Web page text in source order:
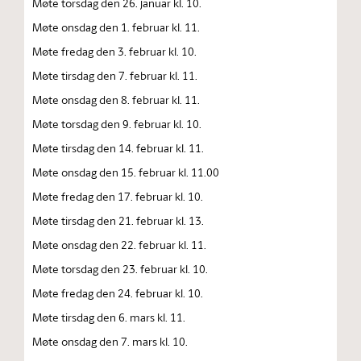
Møte onsdag den 1. februar kl. 11.
Møte fredag den 3. februar kl. 10.
Møte tirsdag den 7. februar kl. 11.
Møte onsdag den 8. februar kl. 11.
Møte torsdag den 9. februar kl. 10.
Møte tirsdag den 14. februar kl. 11.
Møte onsdag den 15. februar kl. 11.00
Møte fredag den 17. februar kl. 10.
Møte tirsdag den 21. februar kl. 13.
Møte onsdag den 22. februar kl. 11.
Møte torsdag den 23. februar kl. 10.
Møte fredag den 24. februar kl. 10.
Møte tirsdag den 6. mars kl. 11.
Møte onsdag den 7. mars kl. 10.